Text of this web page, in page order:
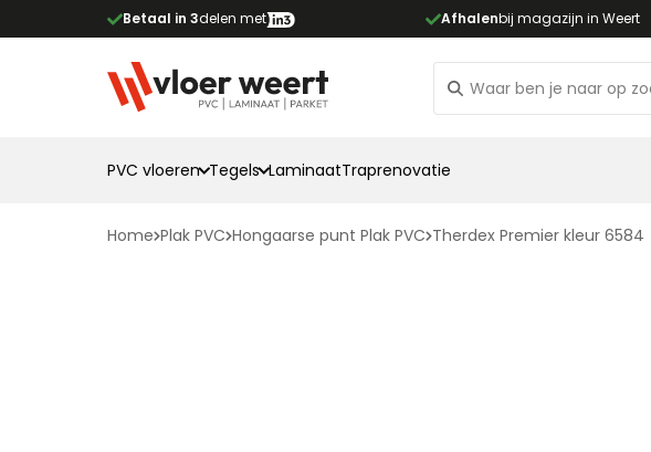
Betaal in 3delen met Afhalenbij magazijn in Weert
PVC vloeren Tegels LaminaatTraprenovatie
Home Plak PVC Hongaarse punt Plak PVC Therdex Premier kleur 6584